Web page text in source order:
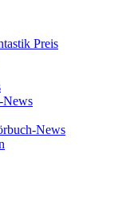
Preis
News
News